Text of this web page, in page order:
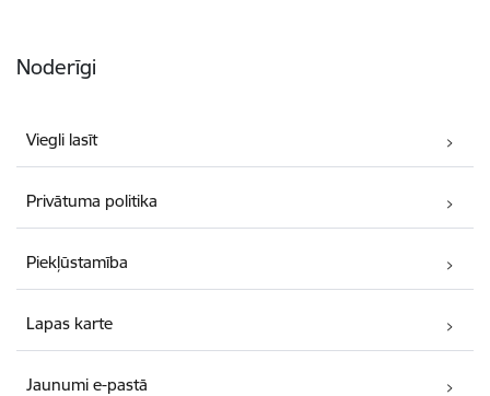
Noderīgi
Viegli lasīt
Privātuma politika
Piekļūstamība
Lapas karte
Jaunumi e-pastā